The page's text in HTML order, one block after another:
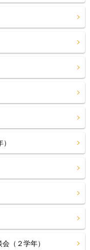
（２学年）